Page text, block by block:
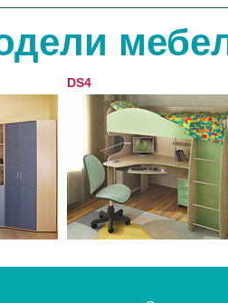
DS4